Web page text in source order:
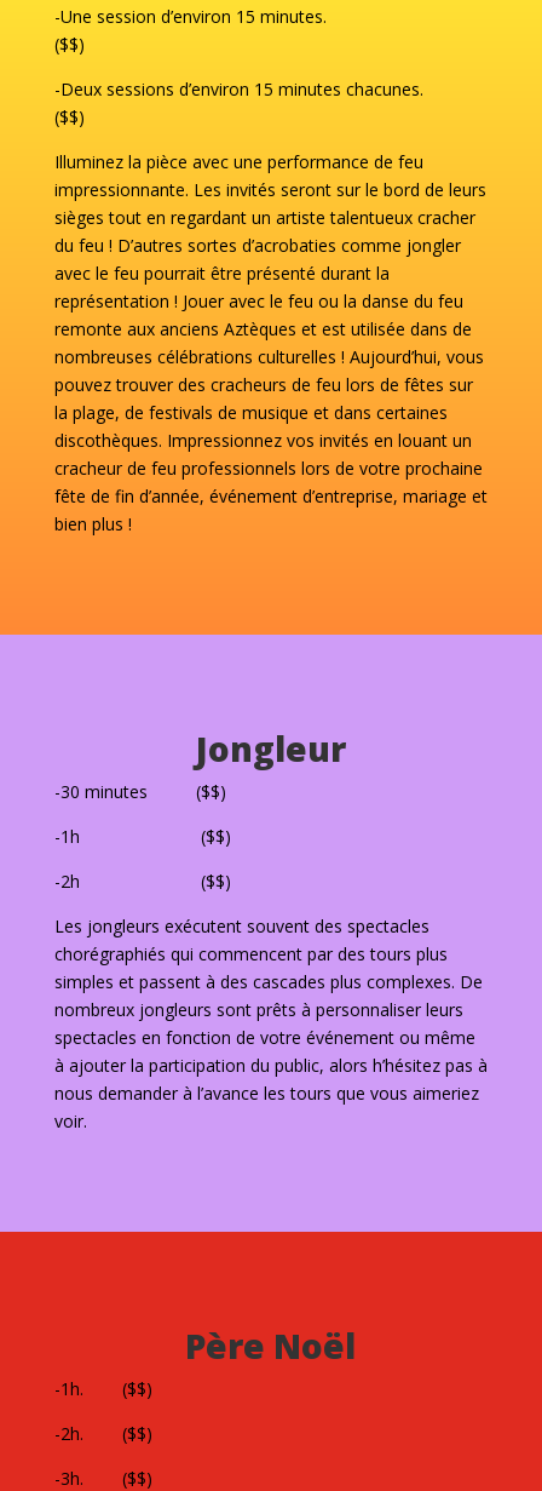
-Une session d’environ 15 minutes.
($$)
-Deux sessions d’environ 15 minutes chacunes.
($$)
Illuminez la pièce avec une performance de feu
impressionnante. Les invités seront sur le bord de leurs
sièges tout en regardant un artiste talentueux cracher
du feu ! D’autres sortes d’acrobaties comme jongler
avec le feu pourrait être présenté durant la
représentation ! Jouer avec le feu ou la danse du feu
remonte aux anciens Aztèques et est utilisée dans de
nombreuses célébrations culturelles ! Aujourd’hui, vous
pouvez trouver des cracheurs de feu lors de fêtes sur
la plage, de festivals de musique et dans certaines
discothèques. Impressionnez vos invités en louant un
cracheur de feu professionnels lors de votre prochaine
fête de fin d’année, événement d’entreprise, mariage et
bien plus !
Jongleur
-30 minutes ($$)
-1h ($$)
-2h ($$)
Les jongleurs exécutent souvent des spectacles
chorégraphiés qui commencent par des tours plus
simples et passent à des cascades plus complexes. De
nombreux jongleurs sont prêts à personnaliser leurs
spectacles en fonction de votre événement ou même
à ajouter la participation du public, alors h’hésitez pas à
nous demander à l’avance les tours que vous aimeriez
voir.
Père Noël
-1h. ($$)
-2h. ($$)
-3h. ($$)